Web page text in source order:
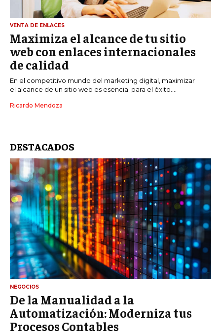
VENTA DE ENLACES
Maximiza el alcance de tu sitio
web con enlaces internacionales
de calidad
En el competitivo mundo del marketing digital, maximizar
el alcance de un sitio web es esencial para el éxito....
Ricardo Mendoza
DESTACADOS
NEGOCIOS
De la Manualidad a la
Automatización: Moderniza tus
Procesos Contables